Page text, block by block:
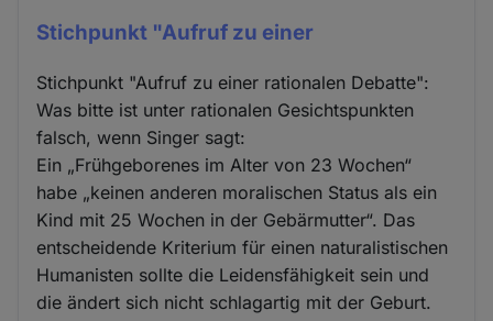
Stichpunkt "Aufruf zu einer
Stichpunkt "Aufruf zu einer rationalen Debatte":
Was bitte ist unter rationalen Gesichtspunkten
falsch, wenn Singer sagt:
Ein „Frühgeborenes im Alter von 23 Wochen“
habe „keinen anderen moralischen Status als ein
Kind mit 25 Wochen in der Gebärmutter“. Das
entscheidende Kriterium für einen naturalistischen
Humanisten sollte die Leidensfähigkeit sein und
die ändert sich nicht schlagartig mit der Geburt.